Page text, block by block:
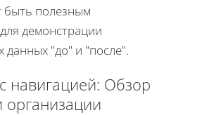
быть полезным
демонстрации
данных "до" и "после".
навигацией: Обзор
организации